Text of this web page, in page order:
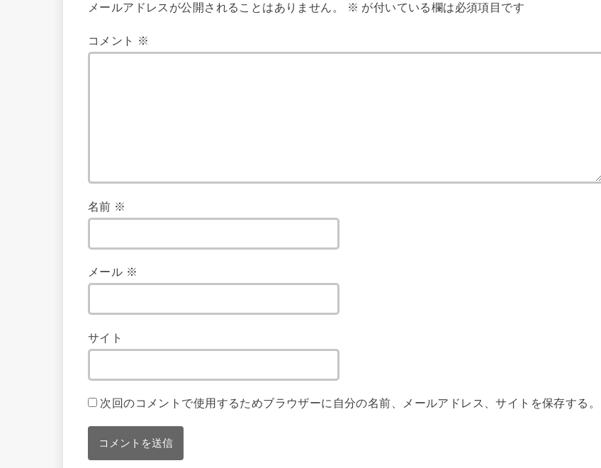
メールアドレスが公開されることはありません。 ※ が付いている欄は必須項目です
コメント ※
名前 ※
メール ※
サイト
次回のコメントで使用するためブラウザーに自分の名前、メールアドレス、サイトを保存する。